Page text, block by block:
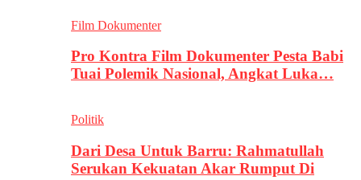
Film Dokumenter
Pro Kontra Film Dokumenter Pesta Babi
Tuai Polemik Nasional, Angkat Luka…
Politik
Dari Desa Untuk Barru: Rahmatullah
Serukan Kekuatan Akar Rumput Di